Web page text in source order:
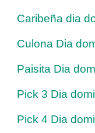
Caribeña dia
Culona Dia
Paisita Dia
Pick 3 Dia
Pick 4 Dia